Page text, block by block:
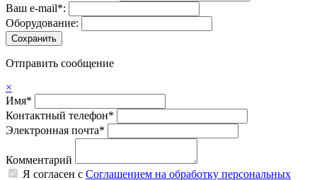
Ваш e-mail*:
Оборудование:
Отправить сообщение
×
Имя*
Контактный телефон*
Электронная почта*
Комментарий
Я согласен с Соглашением на обработку персональных